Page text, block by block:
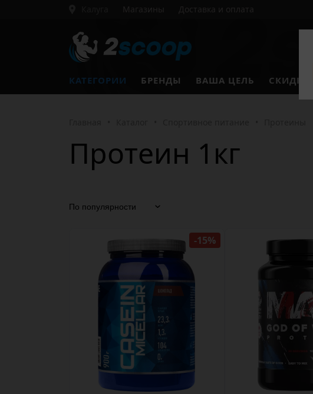
Магазины Доставка и оплата
КАТЕГОРИИ БРЕНДЫ ВАША ЦЕЛЬ СКИДКИ
Протеин 1кг
-15%